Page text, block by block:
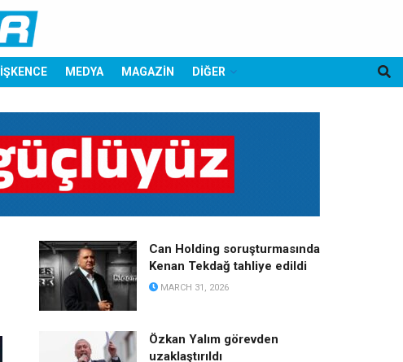
İŞKENCE MEDYA MAGAZİN DİĞER
Can Holding soruşturmasında
Kenan Tekdağ tahliye edildi
MARCH 31, 2026
Özkan Yalım görevden
uzaklaştırıldı